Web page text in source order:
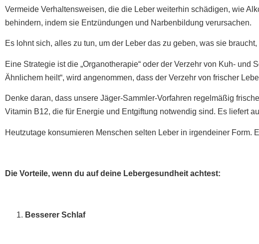
Vermeide Verhaltensweisen, die die Leber weiterhin schädigen, wie
behindern, indem sie Entzündungen und Narbenbildung verursachen.
Es lohnt sich, alles zu tun, um der Leber das zu geben, was sie
Eine Strategie ist die „Organotherapie“ oder der Verzehr von Kuh-
Ähnlichem heilt“, wird angenommen, dass der Verzehr von frischer
Denke daran, dass unsere Jäger-Sammler-Vorfahren regelmäßig
Vitamin B12, die für Energie und Entgiftung notwendig sind. Es liefert
Heutzutage konsumieren Menschen selten Leber in irgendeiner
Die Vorteile, wenn du auf deine Lebergesundheit achtest:
Besserer Schlaf